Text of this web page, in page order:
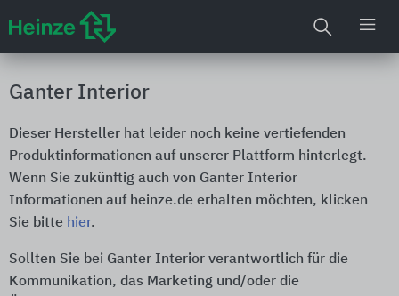
Ganter Interior
Dieser Hersteller hat leider noch keine vertiefenden
Produktinformationen auf unserer Plattform hinterlegt.
Wenn Sie zukünftig auch von Ganter Interior
Informationen auf heinze.de erhalten möchten, klicken
Sie bitte hier.
Sollten Sie bei Ganter Interior verantwortlich für die
Kommunikation, das Marketing und/oder die